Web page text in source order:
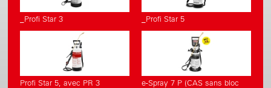
_Profi Star 3 _Profi Star 5
Profi Star 5, avec PR 3
e-Spray 7 P (CAS sans bloc